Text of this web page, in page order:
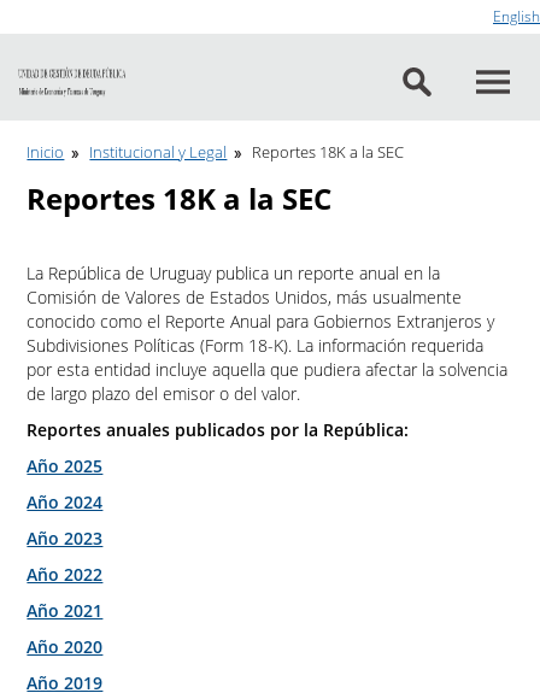
English
Inicio Institucional y Legal Reportes 18K a la SEC
Reportes 18K a la SEC
La República de Uruguay publica un reporte anual en la
Comisión de Valores de Estados Unidos, más usualmente
conocido como el Reporte Anual para Gobiernos Extranjeros y
Subdivisiones Políticas (Form 18-K). La información requerida
por esta entidad incluye aquella que pudiera afectar la solvencia
de largo plazo del emisor o del valor.
Reportes anuales publicados por la República:
Año 2025
Año 2024
Año 2023
Año 2022
Año 2021
Año 2020
Año 2019